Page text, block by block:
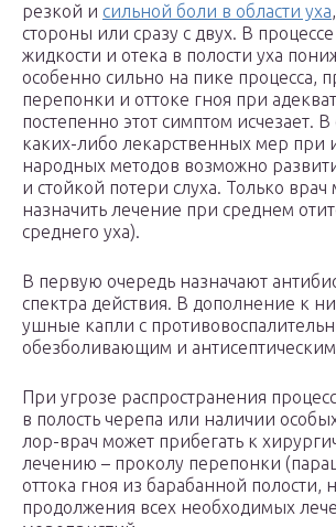
резкой и сильной боли в области уха
стороны или сразу с двух. В
жидкости и отека в полости уха
особенно сильно на пике процесса,
перепонки и оттоке гноя при
постепенно этот симптом исчезает. В
каких-либо лекарственных мер при
народных методов возможно
и стойкой потери слуха. Только врач
назначить лечение при среднем
среднего уха).
В первую очередь назначают
спектра действия. В дополнение к
ушные капли с
обезболивающим и
При угрозе распространения
в полость черепа или наличии
лор-врач может прибегать к
лечению – проколу перепонки
оттока гноя из барабанной полости,
продолжения всех необходимых